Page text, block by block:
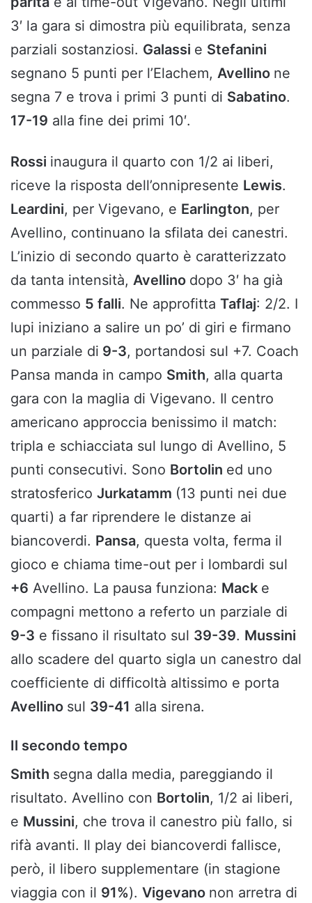
3′ la gara si dimostra più equilibrata, senza
parziali sostanziosi. Galassi e Stefanini
segnano 5 punti per l’Elachem, Avellino ne
segna 7 e trova i primi 3 punti di Sabatino.
17-19 alla fine dei primi 10′.
Rossi inaugura il quarto con 1/2 ai liberi,
riceve la risposta dell’onnipresente Lewis.
Leardini, per Vigevano, e Earlington, per
Avellino, continuano la sfilata dei canestri.
L’inizio di secondo quarto è caratterizzato
da tanta intensità, Avellino dopo 3′ ha già
commesso 5 falli. Ne approfitta Taflaj: 2/2. I
lupi iniziano a salire un po’ di giri e firmano
un parziale di 9-3, portandosi sul +7. Coach
Pansa manda in campo Smith, alla quarta
gara con la maglia di Vigevano. Il centro
americano approccia benissimo il match:
tripla e schiacciata sul lungo di Avellino, 5
punti consecutivi. Sono Bortolin ed uno
stratosferico Jurkatamm (13 punti nei due
quarti) a far riprendere le distanze ai
biancoverdi. Pansa, questa volta, ferma il
gioco e chiama time-out per i lombardi sul
+6 Avellino. La pausa funziona: Mack e
compagni mettono a referto un parziale di
9-3 e fissano il risultato sul 39-39. Mussini
allo scadere del quarto sigla un canestro dal
coefficiente di difficoltà altissimo e porta
Avellino sul 39-41 alla sirena.
Il secondo tempo
Smith segna dalla media, pareggiando il
risultato. Avellino con Bortolin, 1/2 ai liberi,
e Mussini, che trova il canestro più fallo, si
rifà avanti. Il play dei biancoverdi fallisce,
però, il libero supplementare (in stagione
viaggia con il 91%). Vigevano non arretra di